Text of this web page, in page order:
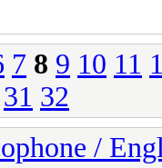
7 8 9 10 11
31 32
/